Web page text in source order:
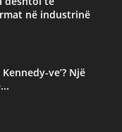
në industrinë
ve’? Një